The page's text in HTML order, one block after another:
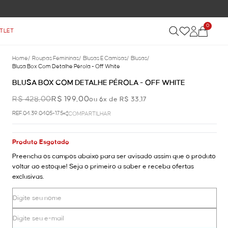
0
Home/ Roupas Femininas/ Blusas E Camisas/ Blusas/
Blusa Box Com Detalhe Pérola - Off White
BLUSA BOX COM DETALHE PÉROLA - OFF WHITE
R$ 428,00R$ 199,00ou 6x de R$ 33,17
REF.04.39.0405-175 COMPARTILHAR
Produto Esgotado
Preencha os campos abaixo para ser avisado assim que o produto
voltar ao estoque! Seja o primeiro a saber e receba ofertas
exclusivas.